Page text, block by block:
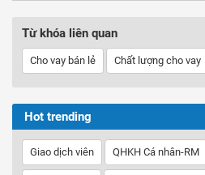
Từ khóa liên quan
Cho vay bán lẻ Chất lượng cho vay
Hot trending
Giao dịch viên QHKH Cá nhân-RM